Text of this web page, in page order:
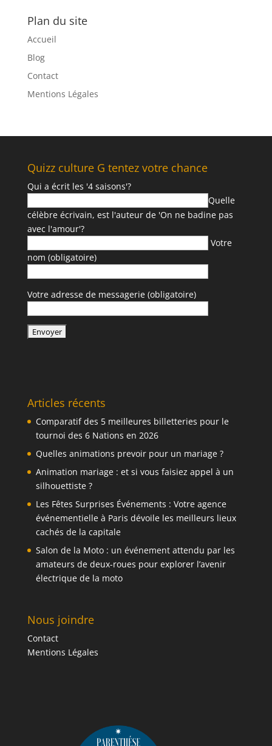
Plan du site
Accueil
Blog
Contact
Mentions Légales
Quizz culture G tentez votre chance
Qui a écrit les '4 saisons'?
Quelle
célèbre écrivain, est l'auteur de 'On ne badine pas
avec l'amour'?
Votre
nom (obligatoire)
Votre adresse de messagerie (obligatoire)
Articles récents
Comparatif des 5 meilleures billetteries pour le
tournoi des 6 Nations en 2026
Quelles animations prevoir pour un mariage ?
Animation mariage : et si vous faisiez appel à un
silhouettiste ?
Les Fêtes Surprises Événements : Votre agence
événementielle à Paris dévoile les meilleurs lieux
cachés de la capitale
Salon de la Moto : un événement attendu par les
amateurs de deux-roues pour explorer l’avenir
électrique de la moto
Nous joindre
Contact
Mentions Légales